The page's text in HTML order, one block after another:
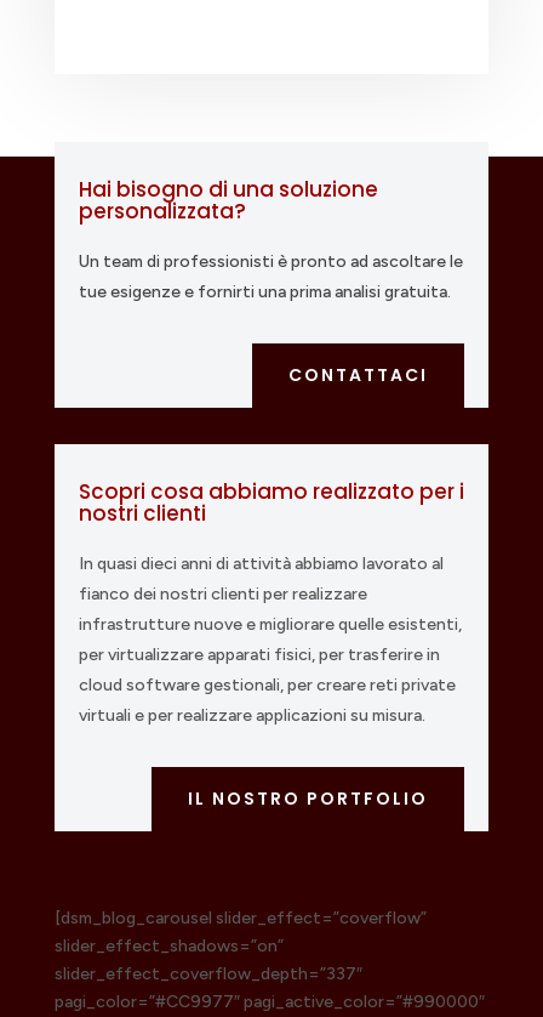
Hai bisogno di una soluzione
personalizzata?
Un team di professionisti è pronto ad ascoltare le
tue esigenze e fornirti una prima analisi gratuita.
CONTATTACI
Scopri cosa abbiamo realizzato per i
nostri clienti
In quasi dieci anni di attività abbiamo lavorato al
fianco dei nostri clienti per realizzare
infrastrutture nuove e migliorare quelle esistenti,
per virtualizzare apparati fisici, per trasferire in
cloud software gestionali, per creare reti private
virtuali e per realizzare applicazioni su misura.
IL NOSTRO PORTFOLIO
[dsm_blog_carousel slider_effect=”coverflow”
slider_effect_shadows=”on”
slider_effect_coverflow_depth=”337″
pagi_color=”#CC9977″ pagi_active_color=”#990000″